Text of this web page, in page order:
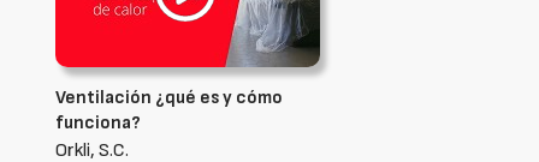
Ventilación ¿qué es y cómo
funciona?
Orkli, S.C.